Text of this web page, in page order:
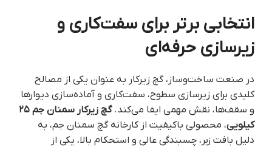
انتخابی برتر برای سفت‌کاری و
زیرسازی حرفه‌ای
در صنعت ساخت‌وساز، گچ زیرکار به عنوان یکی از مصالح
کلیدی برای زیرسازی سطوح، سفت‌کاری و آماده‌سازی دیوارها
و سقف‌ها، نقش مهمی ایفا می‌کند.
گچ زیرکار سمنان جم ۲۵
کیلویی، محصولی باکیفیت از کارخانه گچ سمنان جم، به
دلیل بافت زبر، چسبندگی عالی و استحکام بالا، یکی از